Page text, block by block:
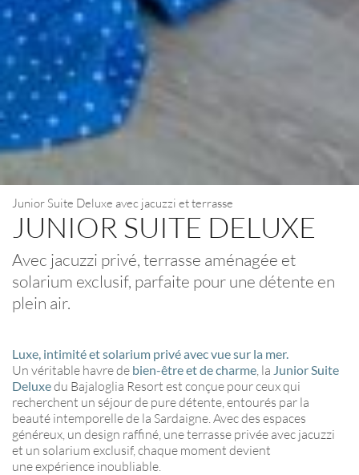
Junior Suite Deluxe avec jacuzzi et terrasse
JUNIOR SUITE DELUXE
Avec jacuzzi privé, terrasse aménagée et
solarium exclusif, parfaite pour une détente en
plein air.
Luxe, intimité et solarium privé avec vue sur la mer.
Un véritable havre de bien-être et de charme , la Junior Suite
Deluxedu Bajaloglia Resort est conçue pour ceux qui
recherchent un séjour de pure détente, entourés par la
beauté intemporelle de la Sardaigne. Avec des espaces
généreux, un design raffiné, une terrasse privée avec jacuzzi
et un solarium exclusif, chaque moment devient
une expérience inoubliable.